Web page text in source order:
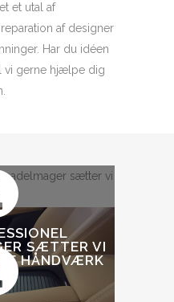
et utal af
af designer
Har du idéen
vi gerne hjælpe dig
SÆTTER VI
HÅNDVÆRK